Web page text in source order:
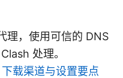
理，使用可信的 DNS
处理。
载渠道与设置要点